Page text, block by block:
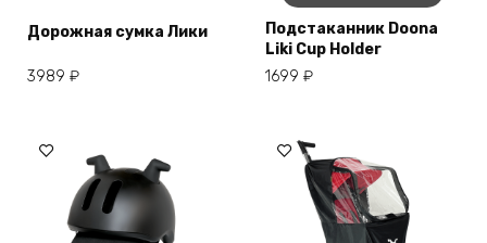
Дорожная сумка Лики
3989 ₽
Подстаканник Doona
Liki Cup Holder
1699 ₽